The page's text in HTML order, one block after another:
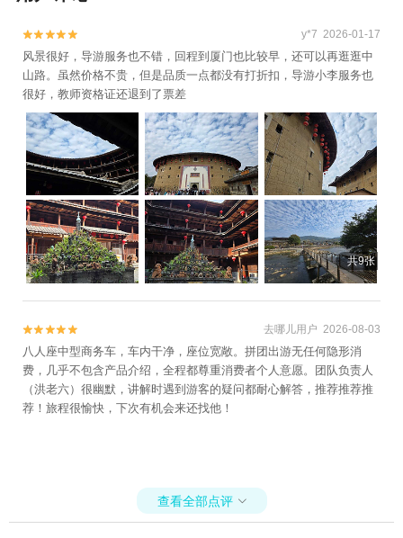

 y*7 2026-01-17
风景很好，导游服务也不错，回程到厦门也比较早，还可以再逛逛中
山路。虽然价格不贵，但是品质一点都没有打折扣，导游小李服务也
很好，教师资格证还退到了票差
共9张

 去哪儿用户 2026-08-03
八人座中型商务车，车内干净，座位宽敞。拼团出游无任何隐形消
费，几乎不包含产品介绍，全程都尊重消费者个人意愿。团队负责人
（洪老六）很幽默，讲解时遇到游客的疑问都耐心解答，推荐推荐推
荐！旅程很愉快，下次有机会来还找他！
查看全部点评 